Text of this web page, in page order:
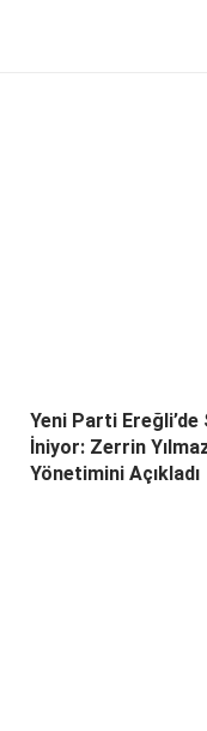
Yeni Parti Ereğli’de
İniyor: Zerrin
Yönetimini Açıkladı